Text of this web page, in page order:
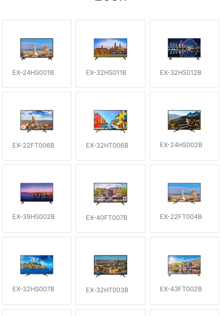
EX-24HS001B EX-32HS011B EX-32HS012B
EX-22FT006B EX-32HT006B EX-24HS002B
EX-39HS002B EX-40FT007B EX-22FT004B
EX-32HS007B EX-32HT003B EX-43FT002B